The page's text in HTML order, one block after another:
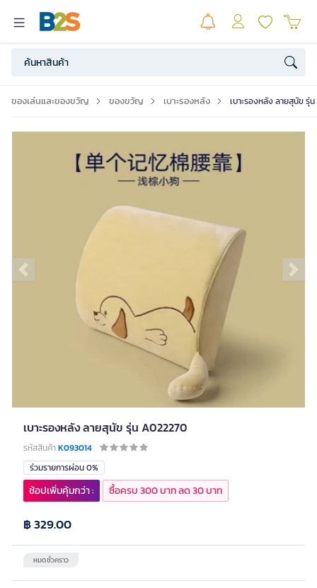
ของเล่นและของขวัญ ของขวัญ เบาะรองหลัง เบาะรองหลัง ลายสุนัข รุ่
Previous slide
เบาะรองหลัง ลายสุนัข รุ่น A022270
รหัสสินค้าK093014
ร่วมรายการผ่อน 0%
หมดชั่วคราว
฿ 329.00
ช้อปเพิ่มคุ้มกว่า : ซื้อครบ 300 บาท ลด 30 บาท